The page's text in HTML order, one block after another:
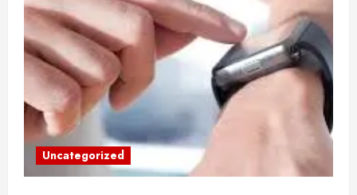
Uncategorized